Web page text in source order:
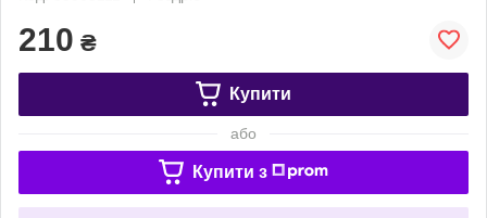
210 ₴
Купити
або
Купити з